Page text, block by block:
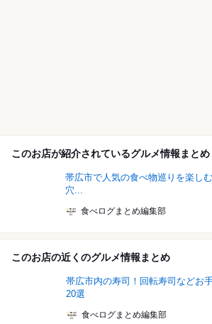
このお店が紹介されているグルメ情報まとめ
帯広市で人気の食べ物巡りを楽し
穴...
食べログまとめ編集部
このお店の近くのグルメ情報まとめ
帯広市内の寿司！回転寿司などお
20選
食べログまとめ編集部